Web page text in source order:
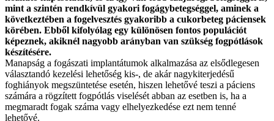
mint a szintén rendkívül gyakori fogágybetegséggel, aminek a
következtében a fogelvesztés gyakoribb a cukorbeteg páciensek
körében. Ebből kifolyólag egy különösen fontos populációt
képeznek, akiknél nagyobb arányban van szükség fogpótlások
készítésére.
Manapság a fogászati implantátumok alkalmazása az elsődlegesen
választandó kezelési lehetőség kis-, de akár nagykiterjedésű
foghiányok megszüntetése esetén, hiszen lehetővé teszi a páciens
számára a rögzített fogpótlás viselését abban az esetben is, ha a
megmaradt fogak száma vagy elhelyezkedése ezt nem tenné
lehetővé.